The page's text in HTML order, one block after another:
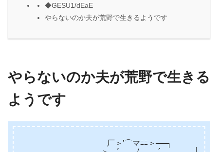
◆GESU1/dEaE
やらないのか夫が荒野で生きるようです
やらないのか夫が荒野で生きる
ようです
厂＞’⌒マﾆﾆ＞──┐